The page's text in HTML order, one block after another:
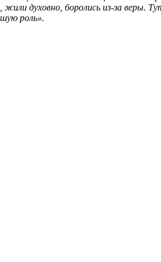
духовно, боролись из-за веры.
роль».